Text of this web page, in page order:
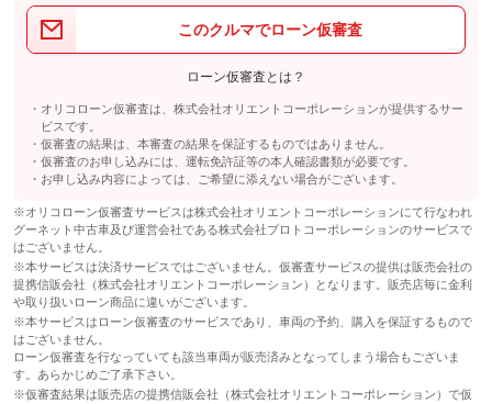
このクルマでローン仮審査
ローン仮審査とは？
オリコローン仮審査は、株式会社オリエントコーポレーションが提供するサー
ビスです。
仮審査の結果は、本審査の結果を保証するものではありません。
仮審査のお申し込みには、運転免許証等の本人確認書類が必要です。
お申し込み内容によっては、ご希望に添えない場合がございます。
※オリコローン仮審査サービスは株式会社オリエントコーポレーションにて行なわれ
グーネット中古車及び運営会社である株式会社プロトコーポレーションのサービスで
はございません。
※本サービスは決済サービスではございません。仮審査サービスの提供は販売会社の
提携信販会社（株式会社オリエントコーポレーション）となります。販売店毎に金利
や取り扱いローン商品に違いがございます。
※本サービスはローン仮審査のサービスであり、車両の予約、購入を保証するもので
はございません。
ローン仮審査を行なっていても該当車両が販売済みとなってしまう場合もございま
す。あらかじめご了承下さい。
※仮審査結果は販売店の提携信販会社（株式会社オリエントコーポレーション）で仮